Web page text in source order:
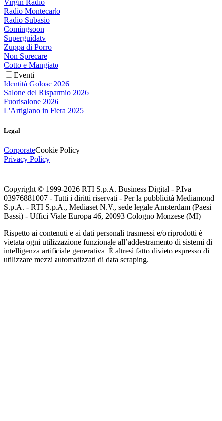
Virgin Radio
Radio Montecarlo
Radio Subasio
Comingsoon
Superguidatv
Zuppa di Porro
Non Sprecare
Cotto e Mangiato
Eventi
Identità Golose 2026
Salone del Risparmio 2026
Fuorisalone 2026
L'Artigiano in Fiera 2025
Legal
CorporateCookie Policy
Privacy Policy
Copyright © 1999-2026 RTI S.p.A. Business Digital - P.Iva
03976881007 - Tutti i diritti riservati - Per la pubblicità Mediamond
S.p.A. - RTI S.p.A., Mediaset N.V., sede legale Amsterdam (Paesi
Bassi) - Uffici Viale Europa 46, 20093 Cologno Monzese (MI)
Rispetto ai contenuti e ai dati personali trasmessi e/o riprodotti è
vietata ogni utilizzazione funzionale all’addestramento di sistemi di
intelligenza artificiale generativa. È altresì fatto divieto espresso di
utilizzare mezzi automatizzati di data scraping.